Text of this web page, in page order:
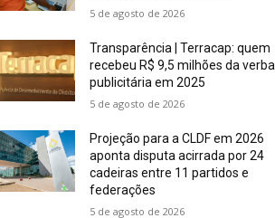
5 de agosto de 2026
Transparência | Terracap: quem
recebeu R$ 9,5 milhões da verba
publicitária em 2025
5 de agosto de 2026
Projeção para a CLDF em 2026
aponta disputa acirrada por 24
cadeiras entre 11 partidos e
federações
5 de agosto de 2026